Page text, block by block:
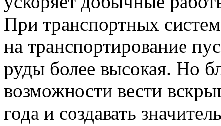
При транспортных
на транспортирование
руды более высокая. Но
возможности вести
года и создавать